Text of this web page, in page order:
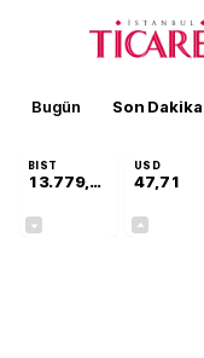
Bugün Son Dakika
BIST
13.779,39
USD
47,71